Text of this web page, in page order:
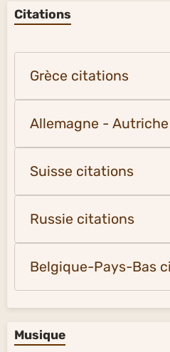
Citations
Grèce citations
Allemagne -
Suisse citations
Russie citations
Belgique-Pays-Bas
Musique